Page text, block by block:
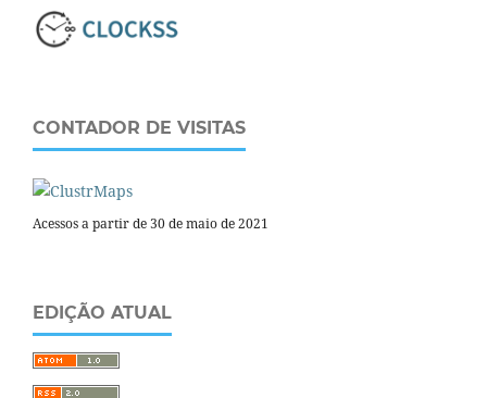
CONTADOR DE VISITAS
Acessos a partir de 30 de maio de 2021
EDIÇÃO ATUAL